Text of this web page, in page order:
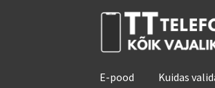
Liigu
navigeerimisele
Liigu
juurde
E-pood Kuidas